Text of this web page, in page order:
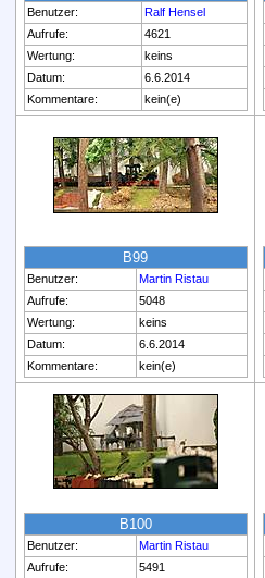
Benutzer:
Ralf Hensel
Aufrufe:
4621
Wertung:
keins
Datum:
6.6.2014
Kommentare:
kein(e)
B99
Benutzer:
Martin Ristau
Aufrufe:
5048
Wertung:
keins
Datum:
6.6.2014
Kommentare:
kein(e)
B100
Benutzer:
Martin Ristau
Aufrufe:
5491